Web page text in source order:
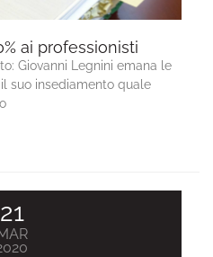
ai professionisti
Giovanni Legnini emana le
suo insediamento quale
21